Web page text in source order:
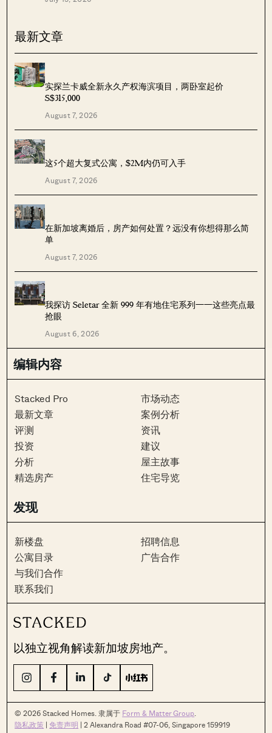
最新文章
实探兰卡威全新永久产权海滨项目，两卧室起价
S$315,000
August 7, 2026
这5个超大复式公寓，$2M内仍可入手
August 7, 2026
在新加坡离婚后，房产如何处置？远没有你想得那么简
单
August 7, 2026
我探访 Seletar 全新 999 年有地住宅系列——这些亮点最
抢眼
August 6, 2026
编辑内容
Stacked Pro
最新文章
评测
投资
分析
精选房产
市场动态
案例分析
资讯
建议
屋主故事
住宅导览
发现
新楼盘
公寓目录
与我们合作
联系我们
招聘信息
广告合作
以独立视角解读新加坡房地产。
© 2026 Stacked Homes. 隶属于 Form & Matter Group
隐私政策 |免责声明 | 2 Alexandra Road #07-06, Singapore 159919